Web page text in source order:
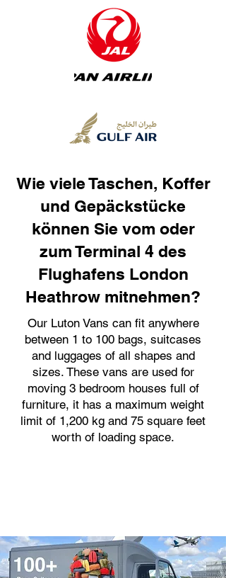
Wie viele Taschen, Koffer
und Gepäckstücke
können Sie vom oder
zum Terminal 4 des
Flughafens London
Heathrow mitnehmen?
Our Luton Vans can fit anywhere
between 1 to 100 bags, suitcases
and luggages of all shapes and
sizes. These vans are used for
moving 3 bedroom houses full of
furniture, it has a maximum weight
limit of 1,200 kg and 75 square feet
worth of loading space.